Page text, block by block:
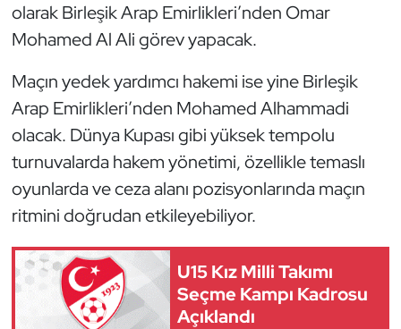
olarak Birleşik Arap Emirlikleri’nden Omar
Mohamed Al Ali görev yapacak.
Maçın yedek yardımcı hakemi ise yine Birleşik
Arap Emirlikleri’nden Mohamed Alhammadi
olacak. Dünya Kupası gibi yüksek tempolu
turnuvalarda hakem yönetimi, özellikle temaslı
oyunlarda ve ceza alanı pozisyonlarında maçın
ritmini doğrudan etkileyebiliyor.
U15 Kız Milli Takımı
Seçme Kampı Kadrosu
Açıklandı
Muay Thai
Okçuluk
Optimist
Oryantiring
Özel Sporcular
Paralimpik
Ragbi